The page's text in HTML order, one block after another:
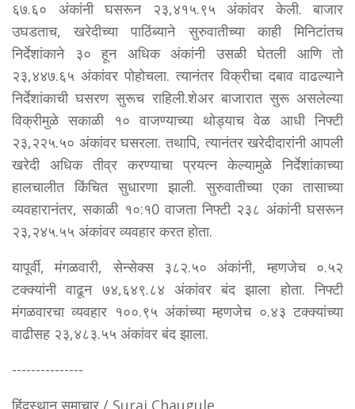
६७.६० अंकांनी घसरून २३,४१५.९५ अंकांवर केली. बाजार
उघडताच, खरेदीच्या पाठिंब्याने सुरुवातीच्या काही मिनिटांतच
निर्देशांकाने ३० हून अधिक अंकांनी उसळी घेतली आणि तो
२३,४४७.६५ अंकांवर पोहोचला. त्यानंतर विक्रीचा दबाव वाढल्याने
निर्देशांकाची घसरण सुरूच राहिली.शेअर बाजारात सुरू असलेल्या
विक्रीमुळे सकाळी १० वाजण्याच्या थोड्याच वेळ आधी निफ्टी
२३,२२५.५० अंकांवर घसरला. तथापि, त्यानंतर खरेदीदारांनी आपली
खरेदी अधिक तीव्र करण्याचा प्रयत्न केल्यामुळे निर्देशांकाच्या
हालचालीत किंचित सुधारणा झाली. सुरुवातीच्या एका तासाच्या
व्यवहारानंतर, सकाळी १०:१0 वाजता निफ्टी २३८ अंकांनी घसरून
२३,२४५.५५ अंकांवर व्यवहार करत होता.
यापूर्वी, मंगळवारी, सेन्सेक्स ३८२.५० अंकांनी, म्हणजेच ०.५२
टक्क्यांनी वाढून ७४,६४९.८४ अंकांवर बंद झाला होता. निफ्टी
मंगळवारचा व्यवहार १००.९५ अंकांच्या म्हणजेच ०.४३ टक्क्यांच्या
वाढीसह २३,४८३.५५ अंकांवर बंद झाला.
---------------
हिंदुस्थान समाचार / Suraj Chaugule